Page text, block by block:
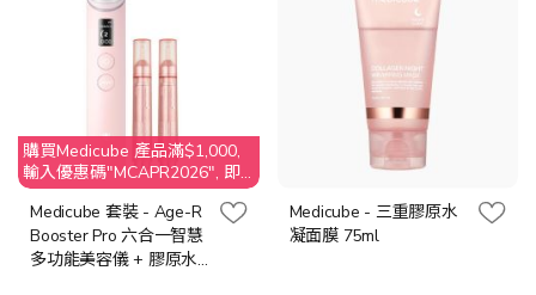
購買Medicube 產品滿$1,000,
輸入優惠碼"MCAPR2026", 即
享$50 折扣
Medicube 套裝 - Age-R
Booster Pro 六合一智慧
多功能美容儀 + 膠原水
Medicube - 三重膠原水
凝面膜 75ml